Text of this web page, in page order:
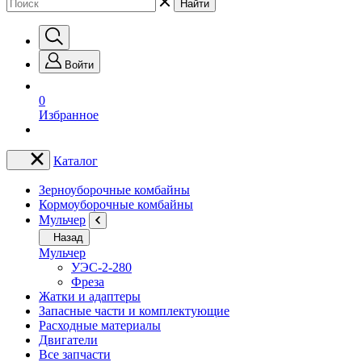
Найти
Войти
0
Избранное
Каталог
Зерноуборочные комбайны
Кормоуборочные комбайны
Мульчер
Назад
Мульчер
УЭС-2-280
Фреза
Жатки и адаптеры
Запасные части и комплектующие
Расходные материалы
Двигатели
Все запчасти